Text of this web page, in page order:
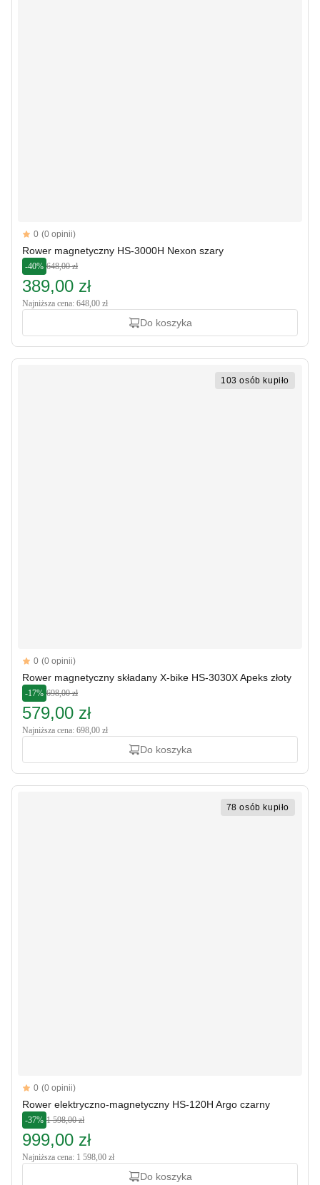
Reviews
0 (0 opinii)
Rower magnetyczny HS-3000H Nexon szary
-40% 648,00 zł
389,00 zł
Najniższa cena: 648,00 zł
Do koszyka
103 osób kupiło
Reviews
0 (0 opinii)
Rower magnetyczny składany X-bike HS-3030X Apeks złoty
-17% 698,00 zł
579,00 zł
Najniższa cena: 698,00 zł
Do koszyka
78 osób kupiło
Reviews
0 (0 opinii)
Rower elektryczno-magnetyczny HS-120H Argo czarny
-37% 1 598,00 zł
999,00 zł
Najniższa cena: 1 598,00 zł
Do koszyka